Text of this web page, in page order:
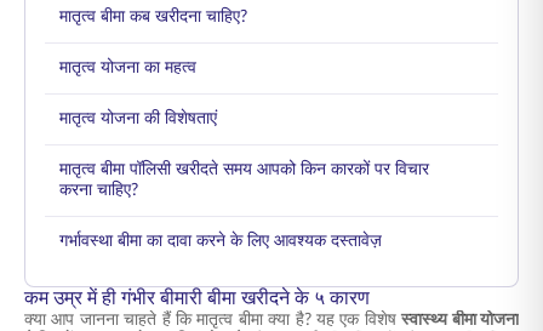
मातृत्व बीमा कब खरीदना चाहिए?
मातृत्व योजना का महत्व
मातृत्व योजना की विशेषताएं
मातृत्व बीमा पॉलिसी खरीदते समय आपको किन कारकों पर विचार
करना चाहिए?
गर्भावस्था बीमा का दावा करने के लिए आवश्यक दस्तावेज़
कम उम्र में ही गंभीर बीमारी बीमा खरीदने के ५ कारण
क्या आप जानना चाहते हैं कि मातृत्व बीमा क्या है? यह एक विशेषस्वास्थ्य बीमा योजना